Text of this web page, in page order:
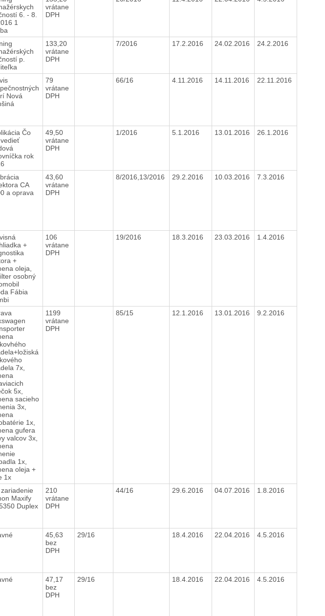
6. - 8.
1
vrátane
DPH
p.
133,20
vrátane
DPH
7/2016 17.2.2016 24.02.2016 24.2.2016
Nová
79
vrátane
DPH
66/16 4.11.2016 14.11.2016 22.11.2016
Čo
rok
49,50
vrátane
DPH
1/2016 5.1.2016 13.01.2016 26.1.2016
CA
a oprava
43,60
vrátane
DPH
8/2016,13/2016 29.2.2016 10.03.2016 7.3.2016
+
+
oleja,
osobný
Fábia
106
vrátane
DPH
19/2016 18.3.2016 23.03.2016 1.4.2016
7x,
5x,
sacieho
3x,
1x,
gufera
valcov 3x,
1x,
oleja +
1x
1199
vrátane
DPH
85/15 12.1.2016 13.01.2016 9.2.2016
Maxify
Duplex
210
vrátane
DPH
44/16 29.6.2016 04.07.2016 1.8.2016
45,63
bez
DPH
29/16 18.4.2016 22.04.2016 4.5.2016
47,17
bez
DPH
29/16 18.4.2016 22.04.2016 4.5.2016